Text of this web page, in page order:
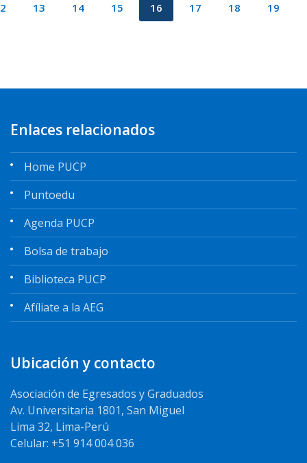
13 14 15 16 17 18 19
Enlaces relacionados
Home PUCP
Puntoedu
Agenda PUCP
Bolsa de trabajo
Biblioteca PUCP
Afíliate a la AEG
Ubicación y contacto
Asociación de Egresados y Graduados
Av. Universitaria 1801, San Miguel
Lima 32, Lima-Perú
Celular: +51 914 004 036